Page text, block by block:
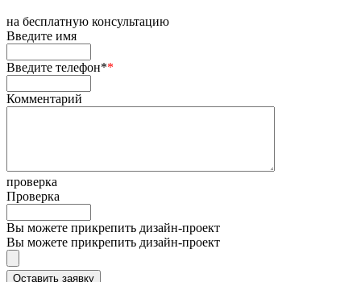
на бесплатную консультацию
Введите имя
Введите телефон**
Комментарий
проверка
Проверка
Вы можете прикрепить дизайн-проект
Вы можете прикрепить дизайн-проект